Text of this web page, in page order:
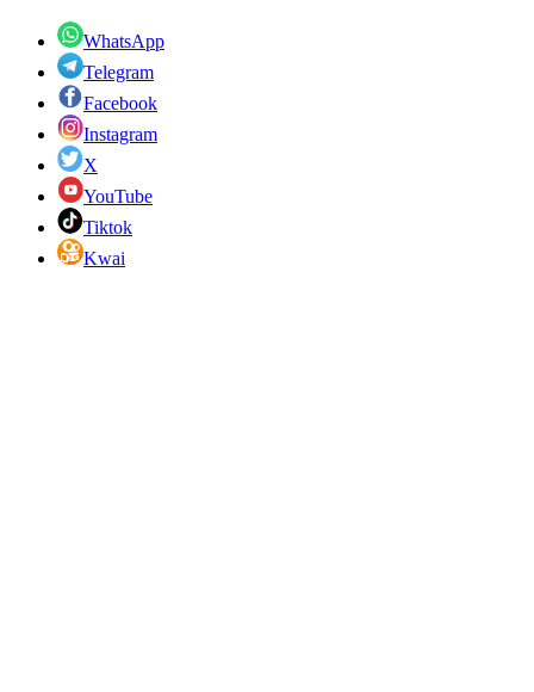
WhatsApp
Telegram
Facebook
Instagram
X
YouTube
Tiktok
Kwai